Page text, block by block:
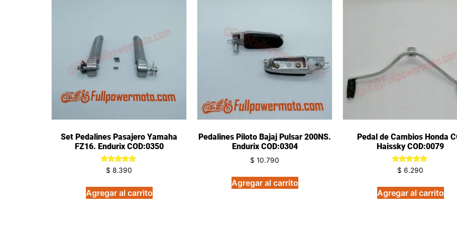
Set Pedalines Pasajero Yamaha
FZ16. Endurix COD:0350
Valorado
en
de 5
$ 8.390
Agregar al carrito
Pedalines Piloto Bajaj Pulsar 200NS.
Endurix COD:0304
$ 10.790
Agregar al carrito
Pedal de Cambios Honda
Haissky COD:0079
Valorado
en
de 5
$ 6.290
Agregar al carrito